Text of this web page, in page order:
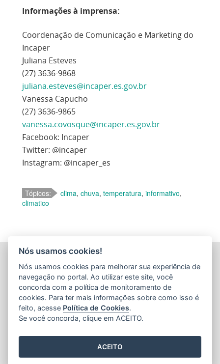
Informações à imprensa:
Coordenação de Comunicação e Marketing do
Incaper
Juliana Esteves
(27) 3636-9868
juliana.esteves@incaper.es.gov.br
Vanessa Capucho
(27) 3636-9865
vanessa.covosque@incaper.es.gov.br
Facebook: Incaper
Twitter: @incaper
Instagram: @incaper_es
Tópicos: clima, chuva, temperatura, informativo,
climatico
TÉCNICA E EXTENSÃO RURAL - INCAPER
(INCAPER)
Rua Afonso Sarlo,160 - Bento Ferreira
CEP: 29052-010 - Vitória / ES
Tel.: (27) 3636-9800 / (27) 3636-9888
Nós usamos cookies!
Nós usamos cookies para melhorar sua experiência de
navegação no portal. Ao utilizar este site, você
concorda com a política de monitoramento de
cookies. Para ter mais informações sobre como isso é
feito, acesse Política de Cookies.
Se você concorda, clique em ACEITO.
ACEITO